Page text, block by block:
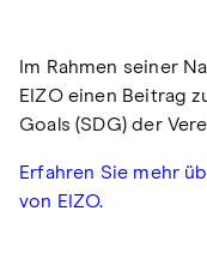
Im Rahmen seiner
EIZO einen Beitrag
Goals (SDG) der
Erfahren Sie mehr
von EIZO.